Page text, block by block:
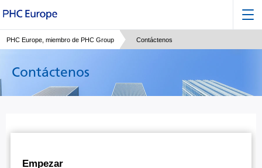
PHC Europe, miembro de PHC Group Contáctenos
Contáctenos